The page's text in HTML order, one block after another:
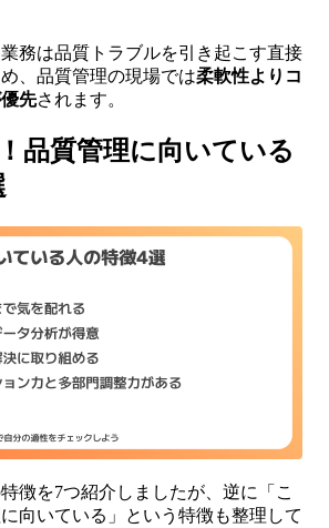
務は品質トラブルを引き起こす直接
、品質管理の現場では柔軟性よりコ
先されます。
品質管理に向いている
徴を7つ紹介しましたが、逆に「こ
向いている」という特徴も整理して